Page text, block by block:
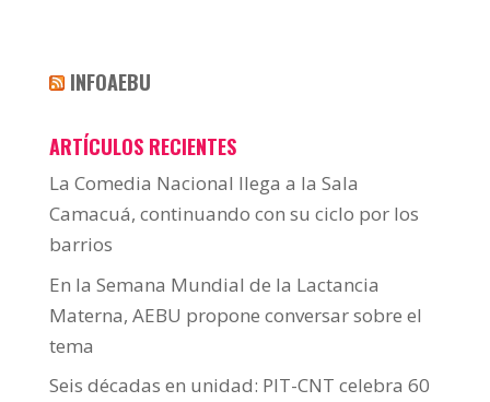
INFOAEBU
ARTÍCULOS RECIENTES
La Comedia Nacional llega a la Sala
Camacuá, continuando con su ciclo por los
barrios
En la Semana Mundial de la Lactancia
Materna, AEBU propone conversar sobre el
tema
Seis décadas en unidad: PIT-CNT celebra 60